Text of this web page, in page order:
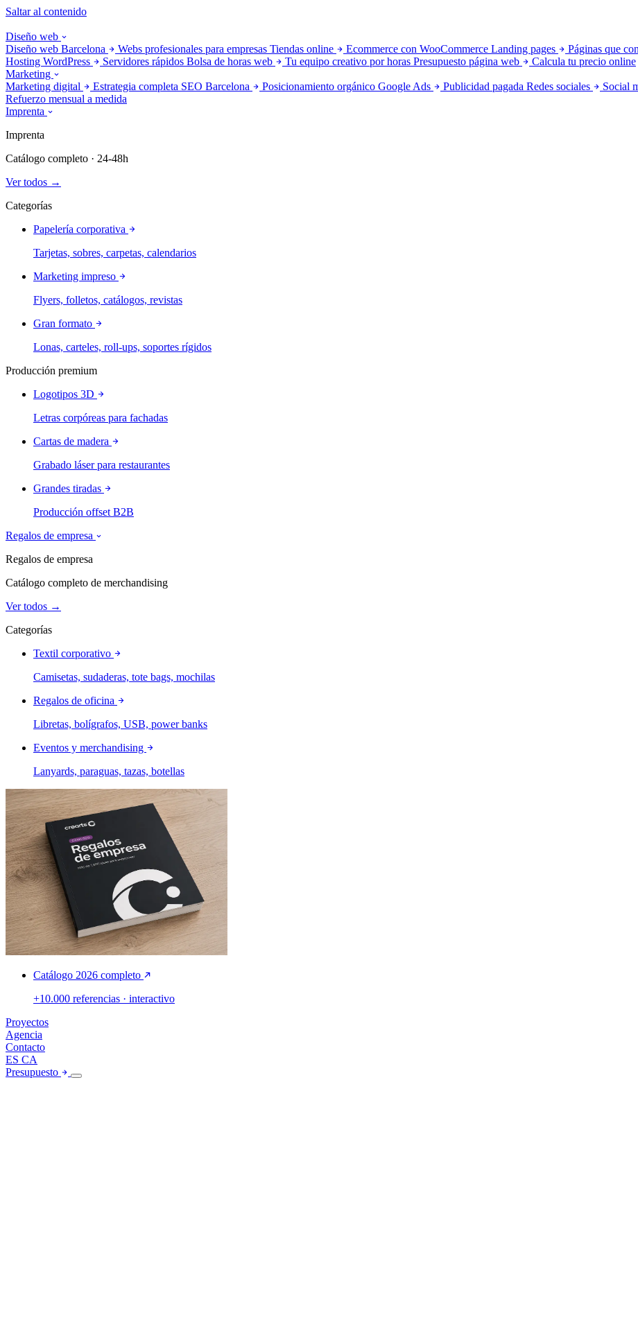
Saltar al contenido
Diseño web
Diseño web Barcelona
Webs profesionales para empresas Tiendas online Ecommerce con WooCommerce Landing pages Páginas que
Hosting WordPress
Servidores rápidos Bolsa de horas web Tu equipo creativo por horas Presupuesto página web
Calcula tu precio online
Marketing
Marketing digital
Estrategia completa SEO Barcelona Posicionamiento orgánico Google Ads Publicidad pagada Redes sociales Social
Refuerzo mensual a medida
Imprenta
Imprenta
Catálogo completo · 24-48h
Ver todos →
Categorías
Papelería corporativa
Tarjetas, sobres, carpetas, calendarios
Marketing impreso
Flyers, folletos, catálogos, revistas
Gran formato
Lonas, carteles, roll-ups, soportes rígidos
Producción premium
Logotipos 3D
Letras corpóreas para fachadas
Cartas de madera
Grabado láser para restaurantes
Grandes tiradas
Producción offset B2B
Regalos de empresa
Regalos de empresa
Catálogo completo de merchandising
Ver todos →
Categorías
Textil corporativo
Camisetas, sudaderas, tote bags, mochilas
Regalos de oficina
Libretas, bolígrafos, USB, power banks
Eventos y merchandising
Lanyards, paraguas, tazas, botellas
Catálogo 2026 completo
+10.000 referencias · interactivo
Proyectos
Agencia
Contacto
ES CA
Presupuesto